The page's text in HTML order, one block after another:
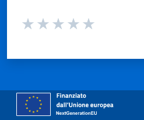
Valuta da 1 a 5 stelle la pagina